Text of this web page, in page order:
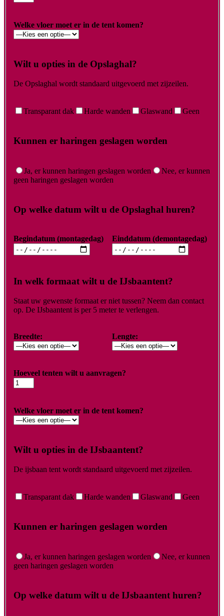
Welke vloer moet er in de tent komen?
Wilt u opties in de Opslaghal?
De Opslaghal wordt standaard uitgevoerd met zijzeilen.
Transparant dak Harde wanden Glaswand Geen
Kunnen er haringen geslagen worden
Ja, er kunnen haringen geslagen worden
Nee, er kunnen
geen haringen geslagen worden
Op welke datum wilt u de Opslaghal huren?
Begindatum (montagedag) Einddatum (demontagedag)
In welk formaat wilt u de IJsbaantent?
Staat uw gewenste formaat er niet tussen? Neem dan contact
op. De IJsbaantent is per 5 meter te verlengen.
Breedte: Lengte:
Hoeveel tenten wilt u aanvragen?
Welke vloer moet er in de tent komen?
Wilt u opties in de IJsbaantent?
De ijsbaan tent wordt standaard uitgevoerd met zijzeilen.
Transparant dak Harde wanden Glaswand Geen
Kunnen er haringen geslagen worden
Ja, er kunnen haringen geslagen worden
Nee, er kunnen
geen haringen geslagen worden
Op welke datum wilt u de IJsbaantent huren?